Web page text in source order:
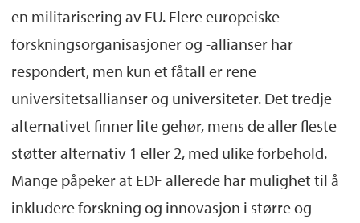
en militarisering av EU. Flere europeiske
forskningsorganisasjoner og -allianser har
respondert, men kun et fåtall er rene
universitetsallianser og universiteter. Det tredje
alternativet finner lite gehør, mens de aller fleste
støtter alternativ 1 eller 2, med ulike forbehold.
Mange påpeker at EDF allerede har mulighet til å
inkludere forskning og innovasjon i større og